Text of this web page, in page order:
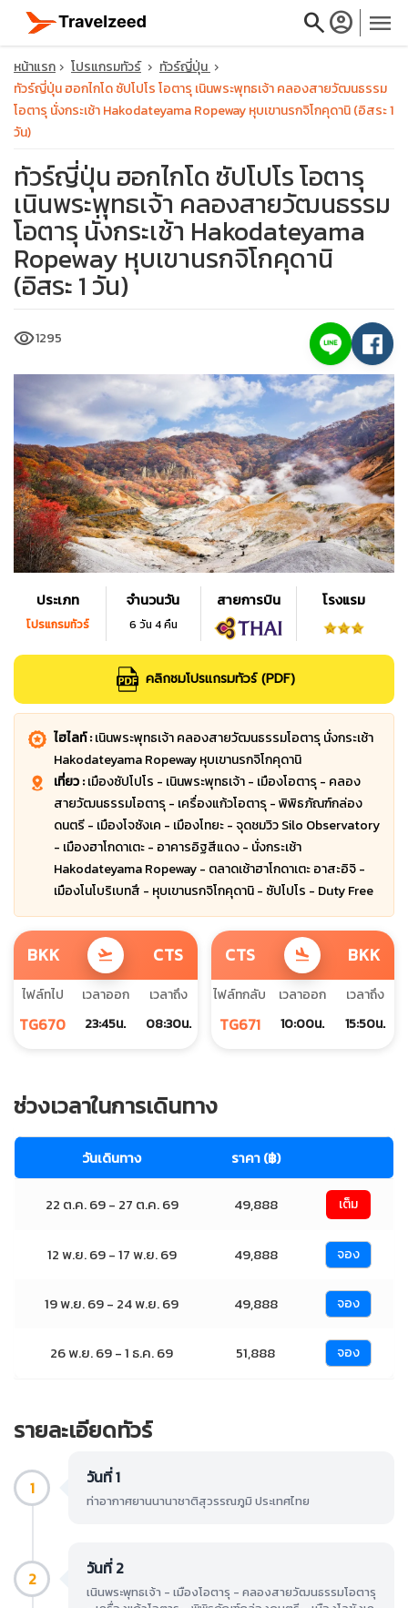
searchaccount_circle menu
travel_explore
calendar_month
หน้าแรก โปรแกรมทัวร์
ทัวร์ญี่ปุ่น
ทัวร์ญี่ปุ่น ฮอกไกโด ซัปโปโร โอตารุ เนินพระพุทธเจ้า คลองสายวัฒนธรรม
โอตารุ นั่งกระเช้า Hakodateyama Ropeway หุบเขานรกจิโกคุดานิ (อิสระ 1
วัน)
ทัวร์ญี่ปุ่น ฮอกไกโด ซัปโปโร โอตารุ
เนินพระพุทธเจ้า คลองสายวัฒนธรรม
โอตารุ นั่งกระเช้า Hakodateyama
Ropeway หุบเขานรกจิโกคุดานิ
(อิสระ 1 วัน)
visibility1295
ประเภท
โปรแกรมทัวร์
จำนวนวัน
6 วัน 4 คืน
สายการบิน โรงแรม
คลิกชมโปรแกรมทัวร์ (PDF)
ไฮไลท์ :เนินพระพุทธเจ้า คลองสายวัฒนธรรมโอตารุ นั่งกระเช้า
Hakodateyama Ropeway หุบเขานรกจิโกคุดานิ
เที่ยว :เมืองซัปโปโร - เนินพระพุทธเจ้า - เมืองโอตารุ - คลอง
สายวัฒนธรรมโอตารุ - เครื่องแก้วโอตารุ - พิพิธภัณฑ์กล่อง
ดนตรี - เมืองโจซังเค - เมืองโทยะ - จุดชมวิว Silo Observatory
- เมืองฮาโกดาเตะ - อาคารอิฐสีแดง - นั่งกระเช้า
Hakodateyama Ropeway - ตลาดเช้าฮาโกดาเตะ อาสะอิจิ -
เมืองโนโบริเบทสึ - หุบเขานรกจิโกคุดานิ - ซัปโปโร - Duty Free
BKK flight_takeoff CTS
ไฟล์ทไป
TG670
เวลาออก
23:45น.
เวลาถึง
08:30น.
CTS flight_land BKK
ไฟล์ทกลับ
TG671
เวลาออก
10:00น.
เวลาถึง
15:50น.
ช่วงเวลาในการเดินทาง
วันเดินทาง ราคา (฿)
22 ต.ค. 69 - 27 ต.ค. 69 49,888 เต็ม
12 พ.ย. 69 - 17 พ.ย. 69 49,888 จอง
19 พ.ย. 69 - 24 พ.ย. 69 49,888 จอง
26 พ.ย. 69 - 1 ธ.ค. 69 51,888 จอง
รายละเอียดทัวร์
1 วันที่ 1
ท่าอากาศยานนานาชาติสุวรรณภูมิ ประเทศไทย
2 วันที่ 2
เนินพระพุทธเจ้า - เมืองโอตารุ - คลองสายวัฒนธรรมโอตารุ